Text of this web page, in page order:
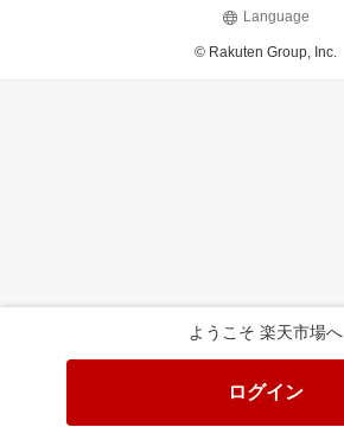
ようこそ 楽天市場へ
ログイン
Language
© Rakuten Group, Inc.